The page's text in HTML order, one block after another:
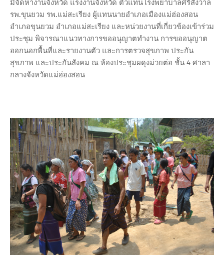
มีจัดหางานจังหวัด แรงงานจังหวัด ตัวแทนโรงพยาบาลศรีสังวาล
รพ.ขุนยวม รพ.แม่สะเรียง ผู้แทนนายอำเภอเมืองแม่ฮ่องสอน
อำเภอขุนยวม อำเภอแม่สะเรียง และหน่วยงานที่เกี่ยวข้องเข้าร่วม
ประชุม พิจารณาแนวทางการขออนุญาตทำงาน การขออนุญาต
ออกนอกพื้นที่และรายงานตัว และการตรวจสุขภาพ ประกัน
สุขภาพ และประกันสังคม ณ ห้องประชุมผดุงม่วยต่อ ชั้น 4 ศาลา
กลางจังหวัดแม่ฮ่องสอน